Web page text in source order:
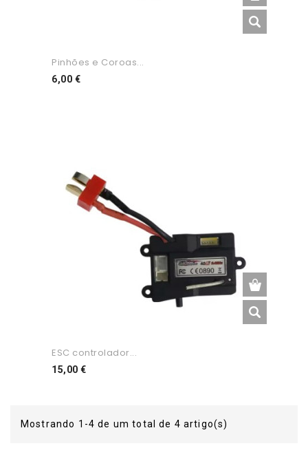
Pinhões e Coroas...
6,00 €Preço
ESC controlador...
15,00 €Preço
Mostrando 1-4 de um total de 4 artigo(s)